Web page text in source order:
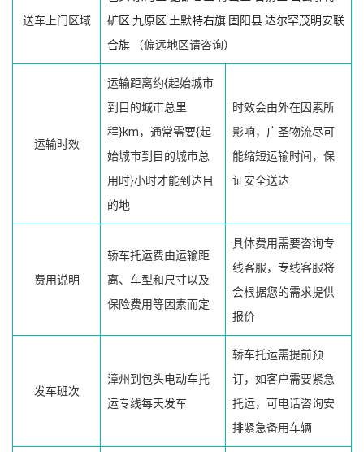
送车上门区域
矿区 九原区 土默特右旗 固阳县达尔罕茂明安联
合旗 （偏远地区请咨询）
运输时效
运输距离约{起始城市
到目的城市总里
程}km，通常需要{起
始城市到目的城市总
用时}小时才能到达目
的地
时效会由外在因素所
影响，广圣物流尽可
能缩短运输时间，保
证安全送达
费用说明
轿车托运费由运输距
离、车型和尺寸以及
保险费用等因素而定
具体费用需要咨询专
线客服，专线客服将
会根据您的需求提供
报价
发车班次
漳州到包头电动车托
运专线每天发车
轿车托运需提前预
订，如客户需要紧急
托运，可电话咨询安
排紧急备用车辆